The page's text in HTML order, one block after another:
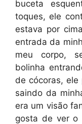
buceta
toques, ele
estava por
entrada da
meu corpo,
bolinha
de cócoras,
saindo da
era um visão
gosta de ver o